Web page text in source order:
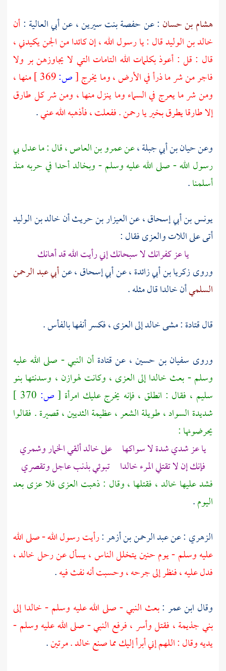
هشام بن حسان : عنحفصة بنت سيرين، عنأبي العالية :أن
خالد بن الوليدقال : يا رسول الله ، إن كائدا من الجن يكيدني ،
قال : قل : أعوذ بكلمات الله التامات التي لا يجاوزهن بر ولا
فاجر من شر ما ذرأ في الأرض ، وما يخرج[ص:
منها ،
ومن شر ما يعرج في السماء وما ينزل منها ، ومن شر كل طارق
إلا طارقا يطرق بخير يا رحمن . ففعلت ، فأذهبه الله عني.
وعنحيان بن أبي جبلة،عنعمرو بن العاص، قال : ما عدل بي
رسول الله - صلى الله عليه وسلم -وبخالدأحدا في حربه منذ
أسلمنا.
يونس بن أبي إسحاق، عنالعيزار بن حريثأنخالد بن الوليد
أتى على اللات والعزى فقال :
يا عز كفرانك لا سبحانك إني رأيت الله قد أهانك
وروىزكريا بن أبي زائدة، عنأبي إسحاق، عنأبي عبد الرحمن
السلميأنخالداقال مثله .
قالقتادة: مشىخالدإلى العزى ، فكسر أنفها بالفأس .
وروى سفيان بن حسين، عنقتادةأن النبي - صلى الله عليه
وسلم - بعث خالداإلى العزى ، وكانت لهوازن ، وسدنتهابنو
سليم ، فقال : انطلق ، فإنه يخرج عليك امرأة [ص:
شديدة السواد ، طويلة الشعر ، عظيمة الثديين ، قصيرة . فقالوا
يحرضونها :
يا عز شدي شدة لا سواكها علىخالدألقي الخمار وشمري
فإنك إن لا تقتلي المرءخالدا تبوئي بذنب عاجل وتقصري
فشد عليها خالد، فقتلها ، وقال : ذهبت العزى فلا عزى بعد
اليوم.
الزهري : عنعبد الرحمن بن أزهر:رأيت رسول الله - صلى الله
عليه وسلم - يومحنينيتخلل الناس ، يسأل عن رحلخالد،
فدل عليه ، فنظر إلى جرحه ، وحسبت أنه نفث فيه.
وقال ابن عمر :بعث النبي - صلى الله عليه وسلم -خالداإلى
بني جذيمة، فقتل وأسر ، فرفع النبي - صلى الله عليه وسلم -
يديه وقال : اللهم إني أبرأ إليك مما صنعخالد. مرتين.